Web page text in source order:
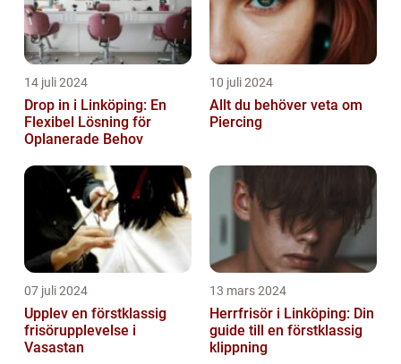
14 juli 2024
Drop in i Linköping: En
Flexibel Lösning för
Oplanerade Behov
10 juli 2024
Allt du behöver veta om
Piercing
07 juli 2024
Upplev en förstklassig
frisörupplevelse i
Vasastan
13 mars 2024
Herrfrisör i Linköping: Din
guide till en förstklassig
klippning